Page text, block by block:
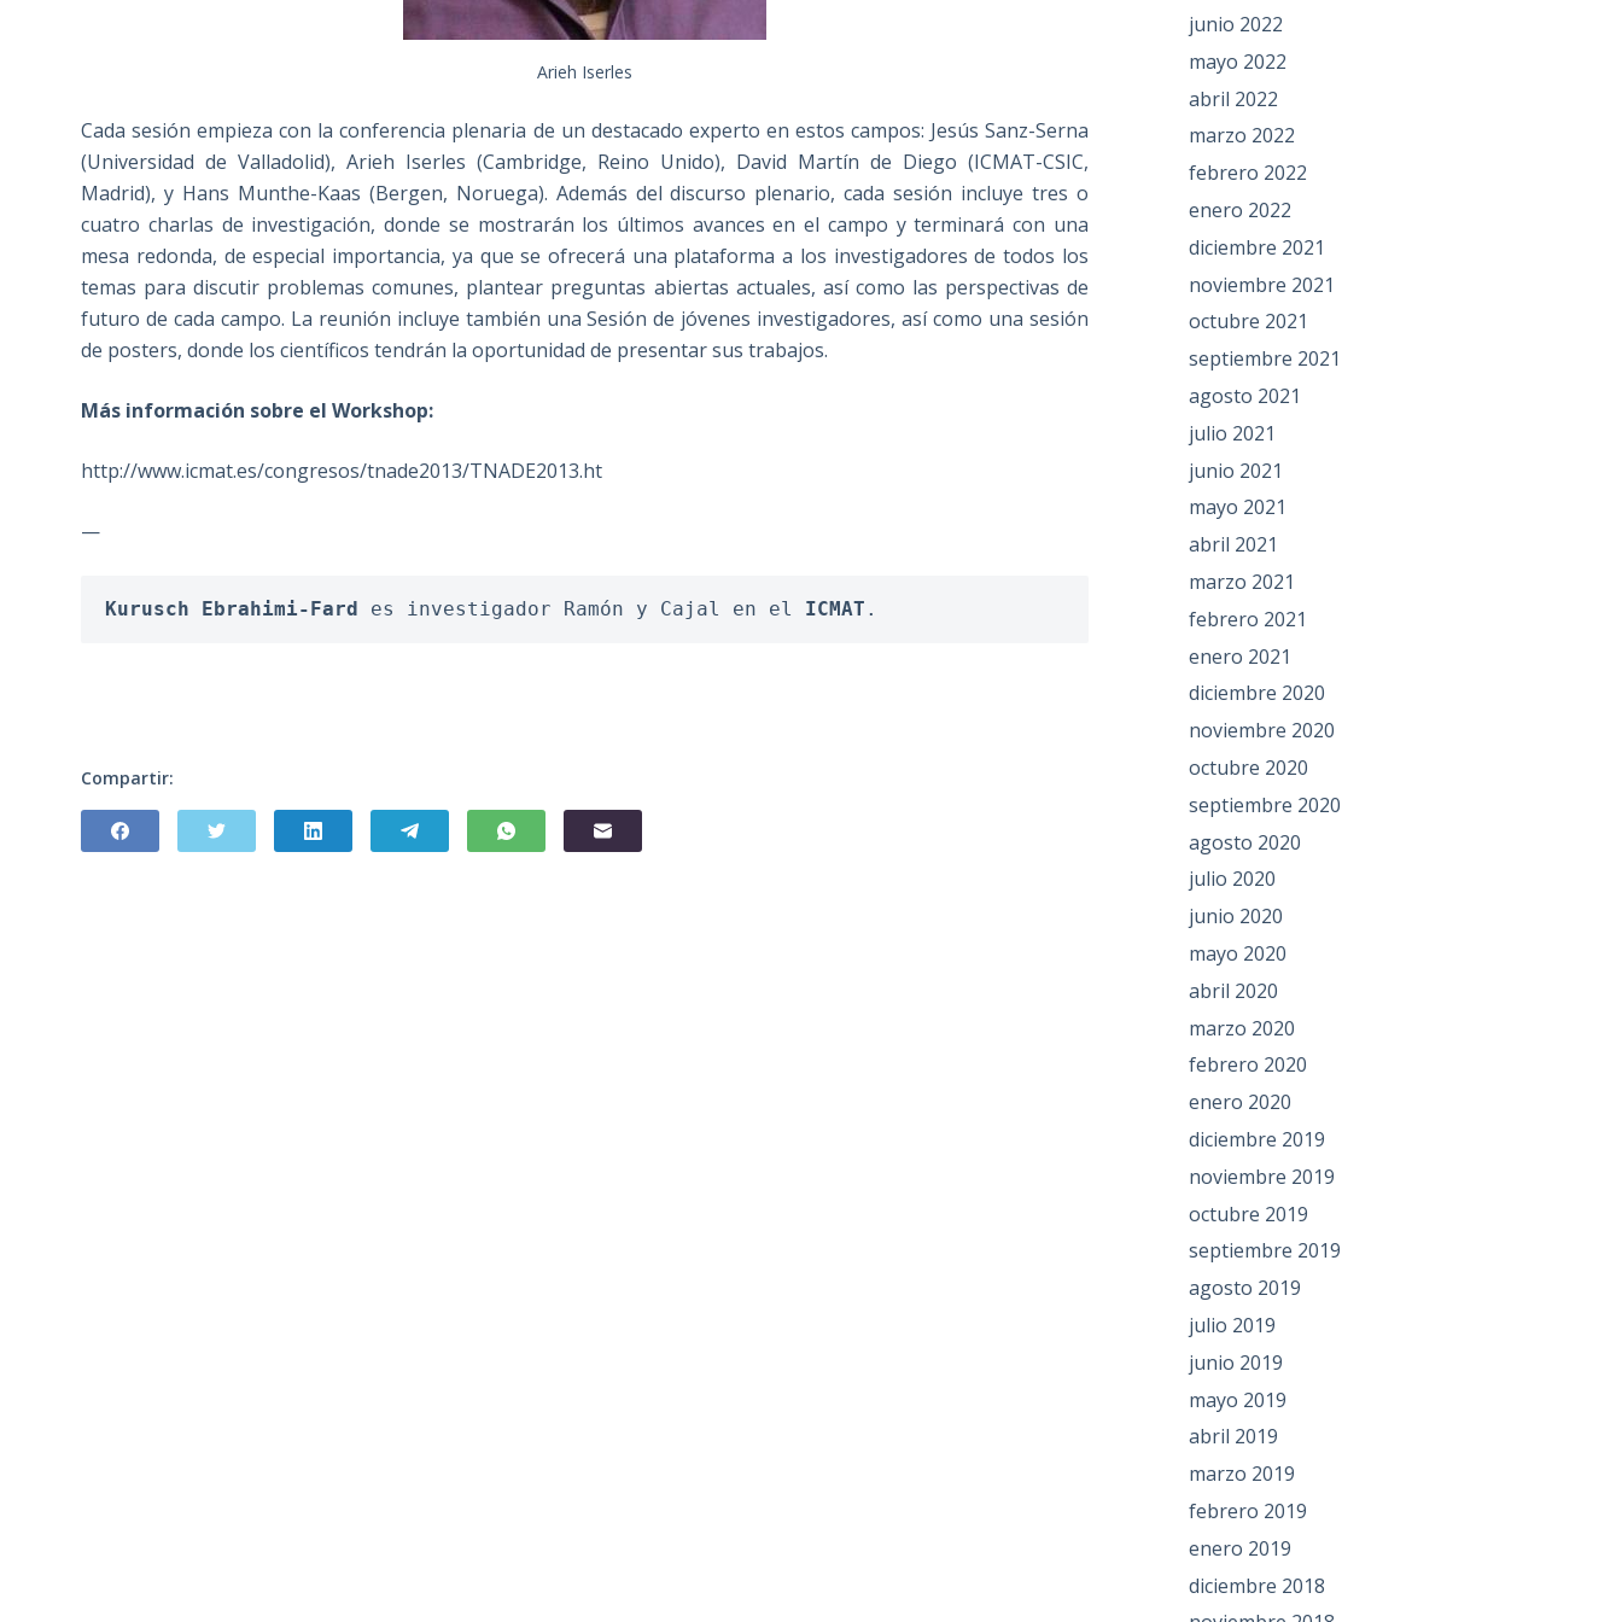
Arieh Iserles
Cada sesión empieza con la conferencia plenaria de un destacado experto en estos campos: Jesús Sanz-Serna
(Universidad de Valladolid), Arieh Iserles (Cambridge, Reino Unido), David Martín de Diego (ICMAT-CSIC,
Madrid), y Hans Munthe-Kaas (Bergen, Noruega). Además del discurso plenario, cada sesión incluye tres o
cuatro charlas de investigación, donde se mostrarán los últimos avances en el campo y terminará con una
mesa redonda, de especial importancia, ya que se ofrecerá una plataforma a los investigadores de todos los
temas para discutir problemas comunes, plantear preguntas abiertas actuales, así como las perspectivas de
futuro de cada campo. La reunión incluye también una Sesión de jóvenes investigadores, así como una sesión
de posters, donde los científicos tendrán la oportunidad de presentar sus trabajos.
Más información sobre el Workshop:
http://www.icmat.es/congresos/tnade2013/TNADE2013.ht
—
Kurusch Ebrahimi-Fard es investigador Ramón y Cajal en el ICMAT .
Compartir:
junio 2022
mayo 2022
abril 2022
marzo 2022
febrero 2022
enero 2022
diciembre 2021
noviembre 2021
octubre 2021
septiembre 2021
agosto 2021
julio 2021
junio 2021
mayo 2021
abril 2021
marzo 2021
febrero 2021
enero 2021
diciembre 2020
noviembre 2020
octubre 2020
septiembre 2020
agosto 2020
julio 2020
junio 2020
mayo 2020
abril 2020
marzo 2020
febrero 2020
enero 2020
diciembre 2019
noviembre 2019
octubre 2019
septiembre 2019
agosto 2019
julio 2019
junio 2019
mayo 2019
abril 2019
marzo 2019
febrero 2019
enero 2019
diciembre 2018